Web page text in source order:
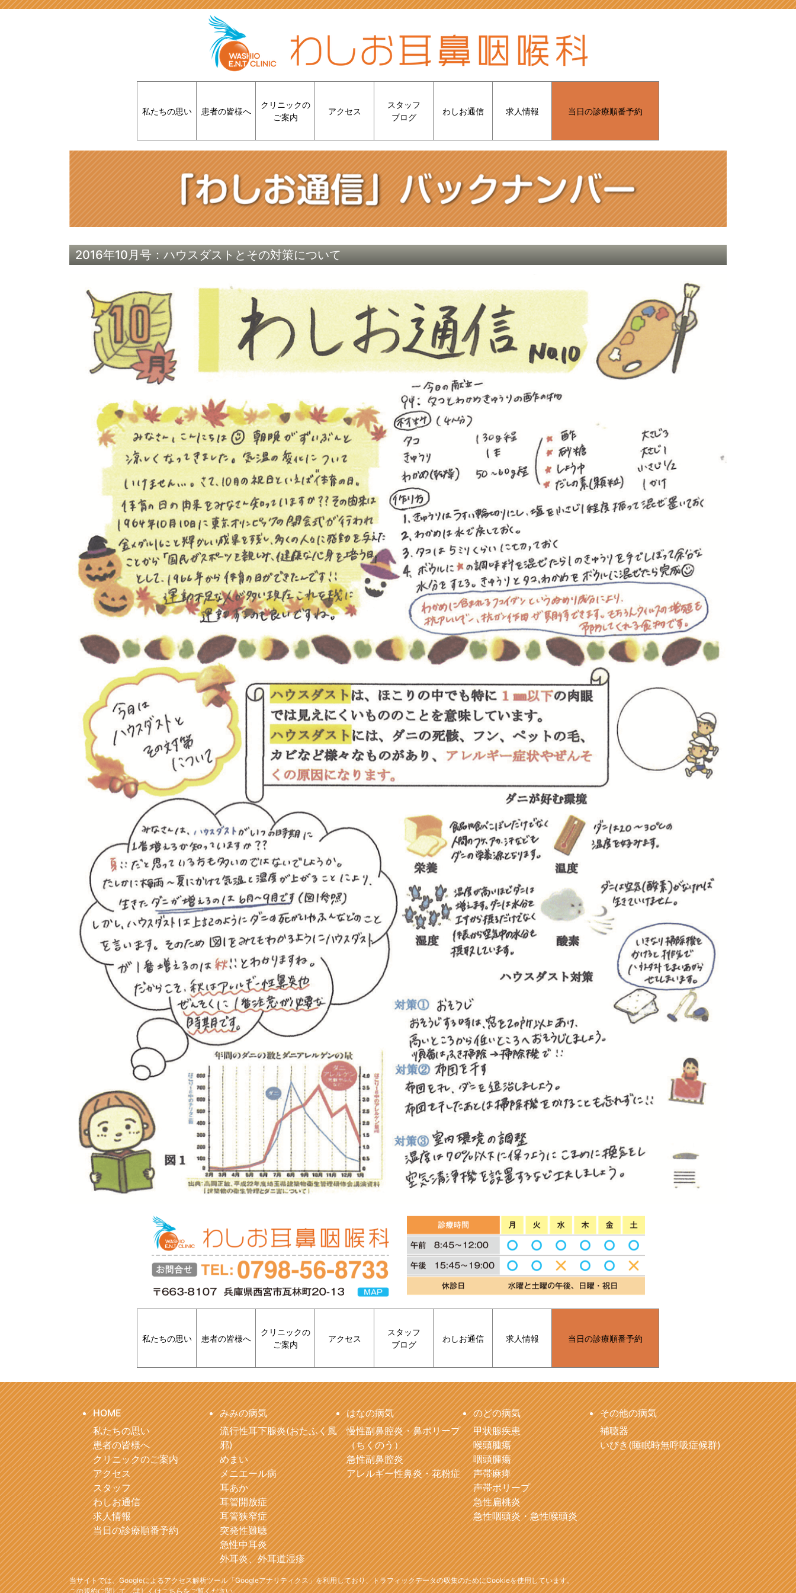
私たちの思い 患者の皆様へ
クリニックの
ご案内
アクセス
スタッフ
ブログ
わしお通信 求人情報 当日の診療順番予約
2016年10月号：ハウスダストとその対策について
私たちの思い 患者の皆様へ
クリニックの
ご案内
アクセス
スタッフ
ブログ
わしお通信 求人情報 当日の診療順番予約
HOME
私たちの思い
患者の皆様へ
クリニックのご案内
アクセス
スタッフ
わしお通信
求人情報
当日の診療順番予約
みみの病気
流行性耳下腺炎(おたふく風
邪)
めまい
メニエール病
耳あか
耳管開放症
耳管狭窄症
突発性難聴
急性中耳炎
外耳炎、外耳道湿疹
はなの病気
慢性副鼻腔炎・鼻ポリープ
（ちくのう）
急性副鼻腔炎
アレルギー性鼻炎・花粉症
のどの病気
甲状腺疾患
喉頭腫瘍
咽頭腫瘍
声帯麻痺
声帯ポリープ
急性扁桃炎
急性咽頭炎・急性喉頭炎
その他の病気
補聴器
いびき(睡眠時無呼吸症候群)
当サイトでは、Googleによるアクセス解析ツール「Googleアナリティクス」を利用しており、トラフィックデータの収集のためにCookieを使用しています。
この規約に関して、詳しくはこちらをご覧ください。